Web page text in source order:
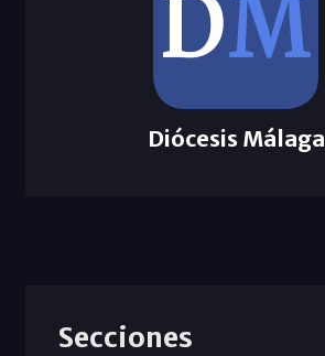
Diócesis Málaga
Secciones